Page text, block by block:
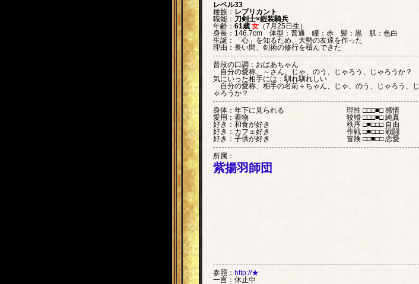
レベル33
種族： レプリカント
職能： 刀剣士×鎧装騎兵
年齢： 61歳 女 （7月25日生 ）
身長： 146.7cm 体型： 普通 瞳： 赤 髪： 黒 肌： 色白
生誕：
「心」を知るため、大勢の友達を作った
理由： 長い間、剣術の修行を積んできた
普段の口調：おばあちゃん
自分の愛称、～さん、じゃ、のう、じゃろう、じゃろうか？
気にいった相手には：馴れ馴れしい
自分の愛称、相手の名前＋ちゃん、じゃ、のう、じゃろう、じ
ゃろうか？
身体：年下に見られる
愛用：着物
好き：和食が好き
好き：カフェ好き
好き：子供が好き
理性 □□□■□ 感情
狡猾 □□□■□ 純真
秩序 □■□□□ 自由
作戦 □■□□□ 戦闘
冒険 □□■□□ 恋愛
所属：
紫揚羽師団
参照： http://★
一言： 休止中